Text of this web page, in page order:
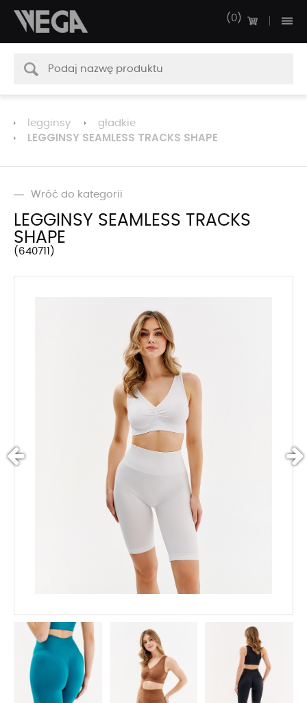
0
legginsy gładkie
LEGGINSY SEAMLESS TRACKS SHAPE
Wróć do kategorii
LEGGINSY SEAMLESS TRACKS
SHAPE
640711